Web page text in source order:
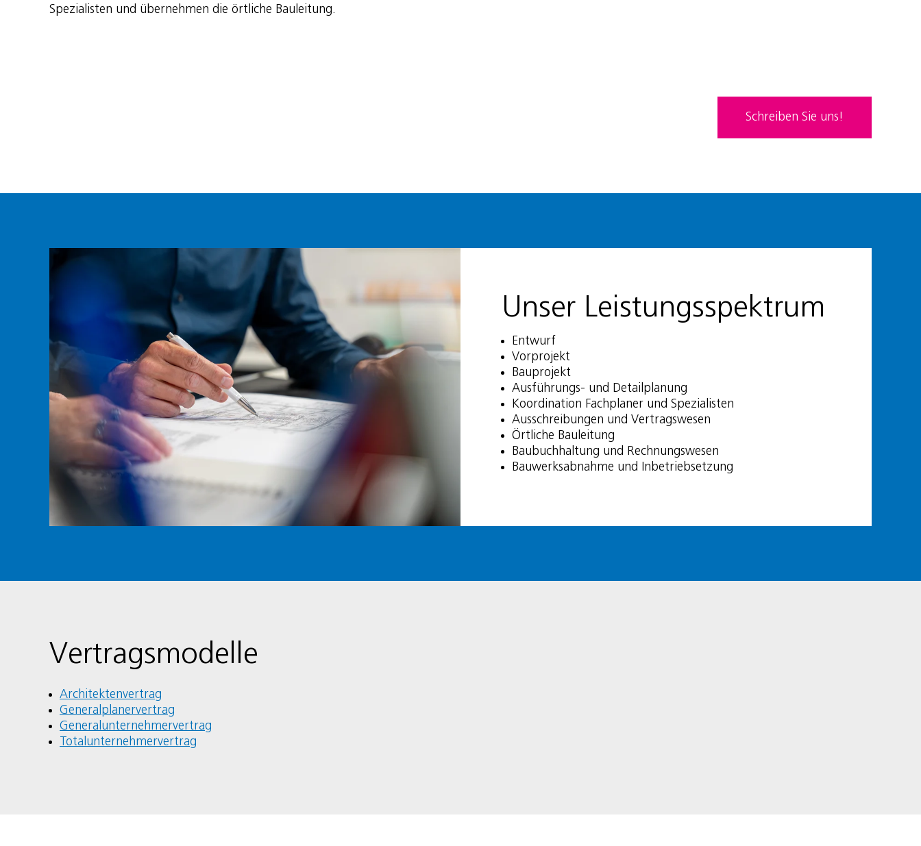
Spezialisten und übernehmen die örtliche Bauleitung.
Schreiben Sie uns!
Unser Leistungsspektrum
Entwurf
Vorprojekt
Bauprojekt
Ausführungs- und Detailplanung
Koordination Fachplaner und Spezialisten
Ausschreibungen und Vertragswesen
Örtliche Bauleitung
Baubuchhaltung und Rechnungswesen
Bauwerksabnahme und Inbetriebsetzung
Vertragsmodelle
Architektenvertrag
Generalplanervertrag
Generalunternehmervertrag
Totalunternehmervertrag